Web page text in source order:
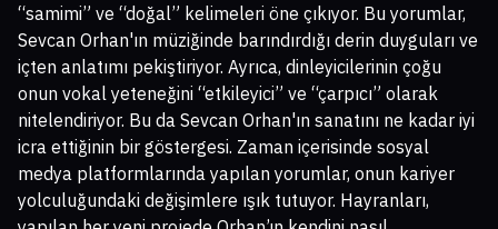
“samimi” ve “doğal” kelimeleri öne çıkıyor. Bu yorumlar,
Sevcan Orhan'ın müziğinde barındırdığı derin duyguları ve
içten anlatımı pekiştiriyor. Ayrıca, dinleyicilerinin çoğu
onun vokal yeteneğini “etkileyici” ve “çarpıcı” olarak
nitelendiriyor. Bu da Sevcan Orhan'ın sanatını ne kadar iyi
icra ettiğinin bir göstergesi. Zaman içerisinde sosyal
medya platformlarında yapılan yorumlar, onun kariyer
yolculuğundaki değişimlere ışık tutuyor. Hayranları,